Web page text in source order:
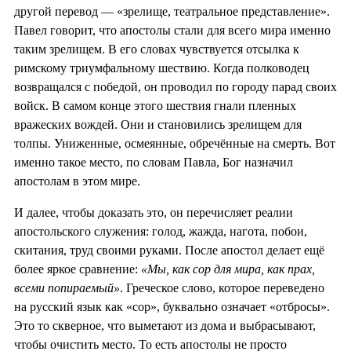
другой перевод — «зрелище, театральное представление».
Павел говорит, что апостолы стали для всего мира именно
таким зрелищем. В его словах чувствуется отсылка к
римскому триумфальному шествию. Когда полководец
возвращался с победой, он проводил по городу парад своих
войск. В самом конце этого шествия гнали пленных
вражеских вождей. Они и становились зрелищем для
толпы. Униженные, осмеянные, обречённые на смерть. Вот
именно такое место, по словам Павла, Бог назначил
апостолам в этом мире.
И далее, чтобы доказать это, он перечисляет реалии
апостольского служения: голод, жажда, нагота, побои,
скитания, труд своими руками. После апостол делает ещё
более яркое сравнение: «Мы, как сор для мира, как прах,
всеми попираемый». Греческое слово, которое переведено
на русский язык как «сор», буквально означает «отбросы».
Это то скверное, что выметают из дома и выбрасывают,
чтобы очистить место. То есть апостолы не просто